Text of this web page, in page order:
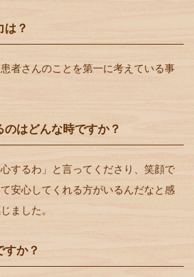
は？
者さんのことを第一に考えている事
はどんな時ですか？
心するわ」と言ってくださり、笑顔で
安心してくれる方がいるんだなと感
ました。
すか？